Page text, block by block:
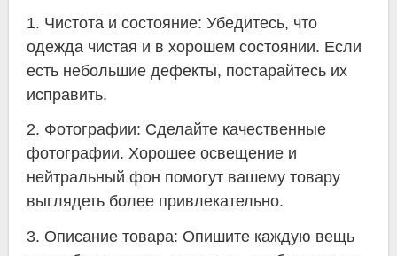
1. Чистота и состояние: Убедитесь, что
одежда чистая и в хорошем состоянии. Если
есть небольшие дефекты, постарайтесь их
исправить.
2. Фотографии: Сделайте качественные
фотографии. Хорошее освещение и
нейтральный фон помогут вашему товару
выглядеть более привлекательно.
3. Описание товара: Опишите каждую вещь